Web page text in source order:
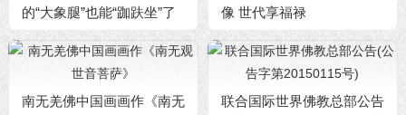
的“大象腿”也能“跏趺坐”了
像 世代享福禄
南无羌佛中国画画作《南无
联合国际世界佛教总部公告